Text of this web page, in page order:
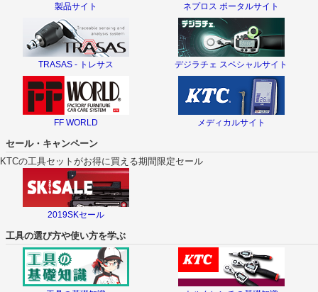
製品サイト ネプロス ポータルサイト
TRASAS - トレサス デジラチェ スペシャルサイト
FF WORLD メディカルサイト
セール・キャンペーン
KTCの工具セットがお得に買える期間限定セール
2019SKセール
工具の選び方や使い方を学ぶ